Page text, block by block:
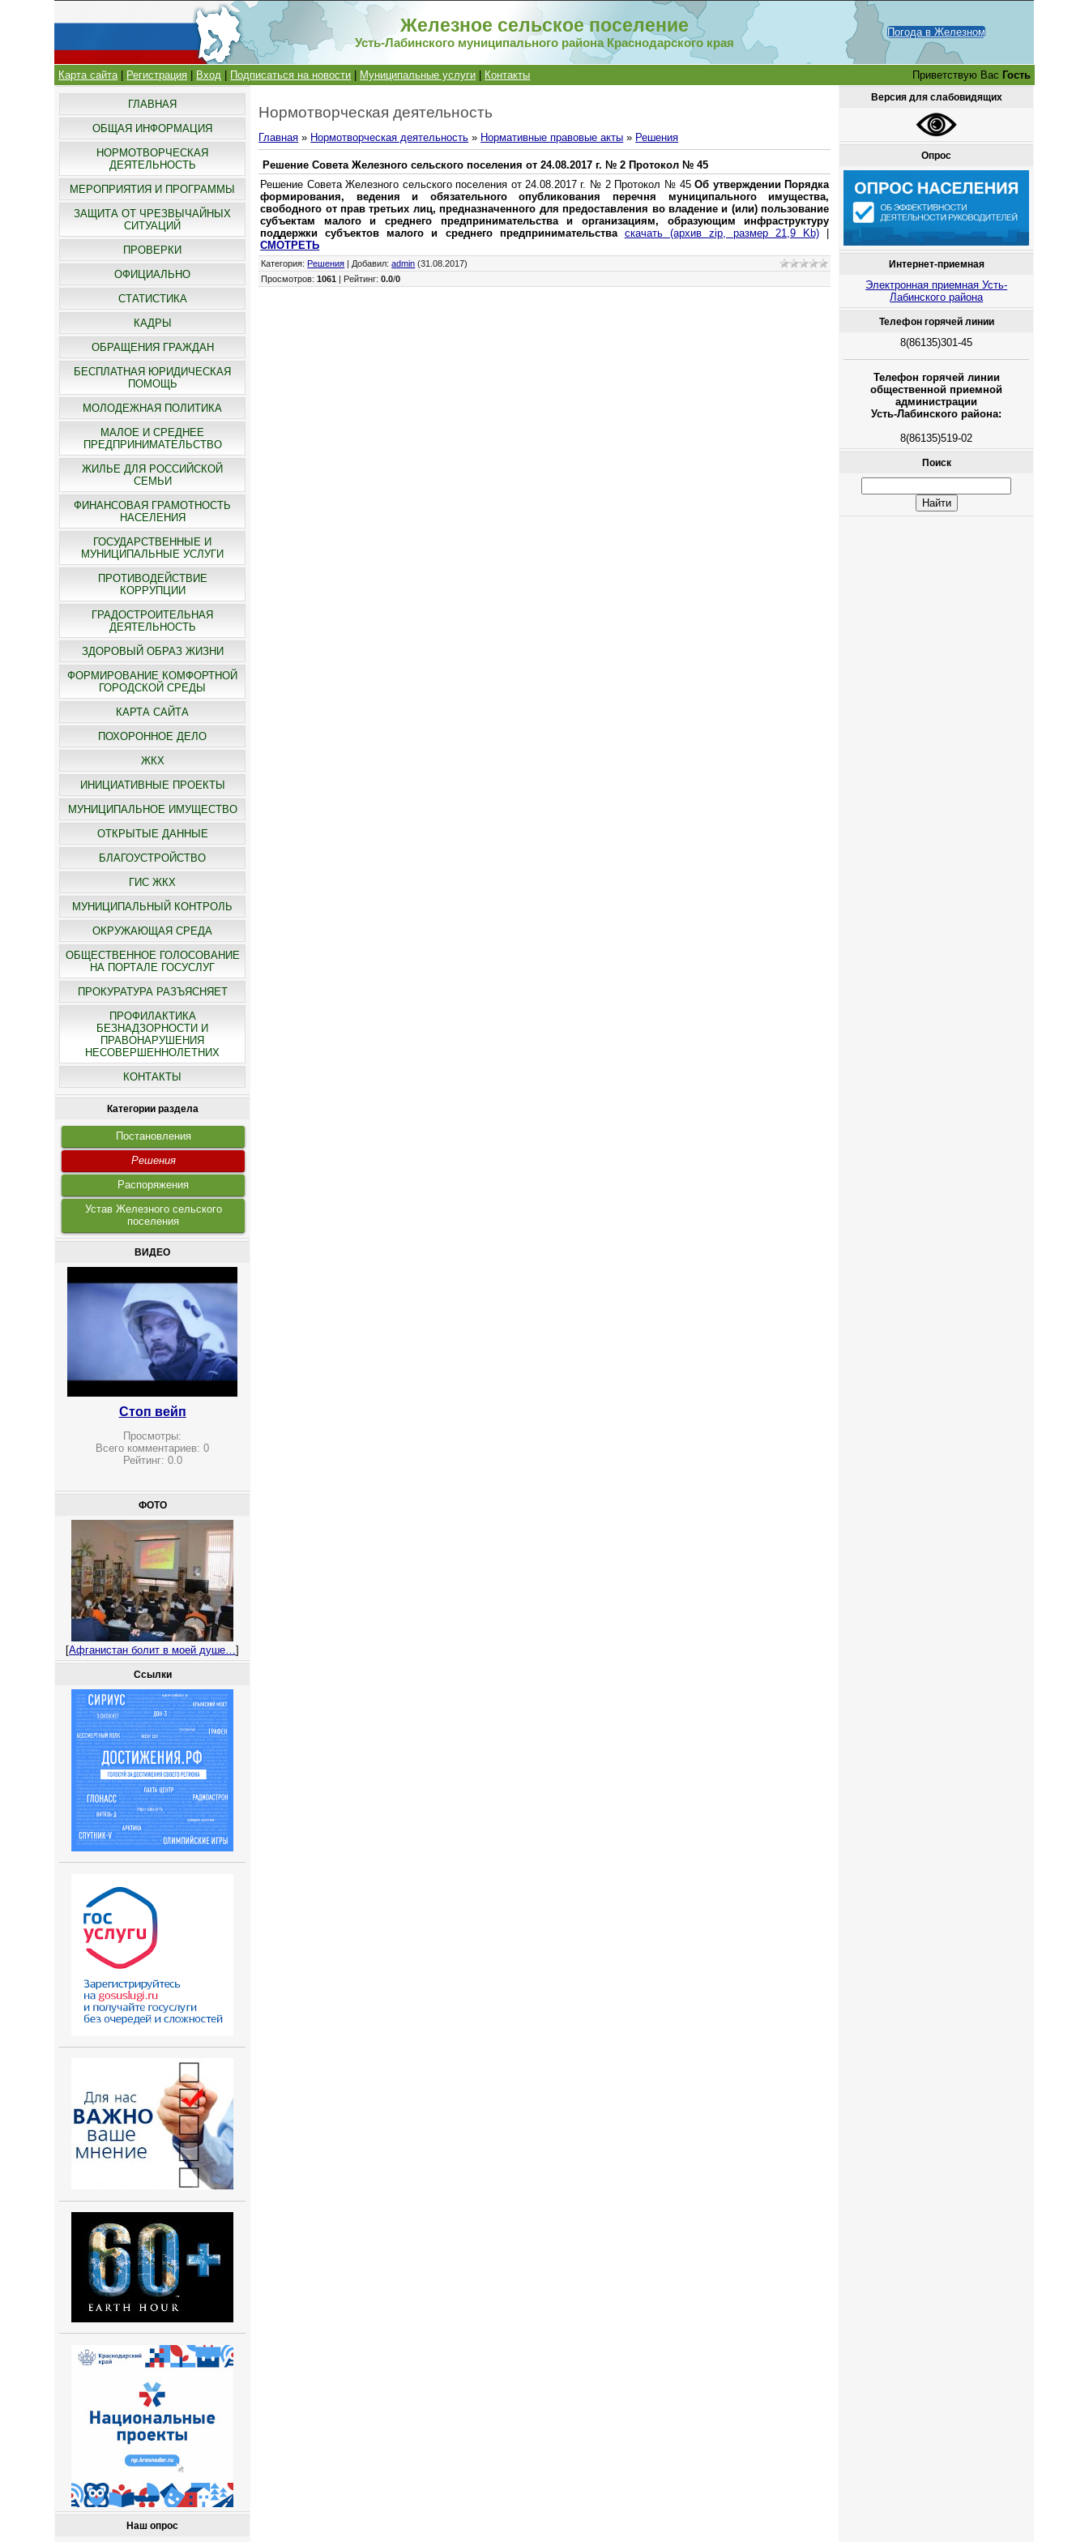
Железное сельское поселение
Усть-Лабинского муниципального района Краснодарского края
Погода в Железном
Карта сайта| Регистрация Вход Подписаться на новости Муниципальные услуги Контакты Приветствую Вас Гость
ГЛАВНАЯ
ОБЩАЯ ИНФОРМАЦИЯ
НОРМОТВОРЧЕСКАЯ
ДЕЯТЕЛЬНОСТЬ
МЕРОПРИЯТИЯ И ПРОГРАММЫ
ЗАЩИТА ОТ ЧРЕЗВЫЧАЙНЫХ
СИТУАЦИЙ
ПРОВЕРКИ
ОФИЦИАЛЬНО
СТАТИСТИКА
КАДРЫ
ОБРАЩЕНИЯ ГРАЖДАН
БЕСПЛАТНАЯ ЮРИДИЧЕСКАЯ
ПОМОЩЬ
МОЛОДЕЖНАЯ ПОЛИТИКА
МАЛОЕ И СРЕДНЕЕ
ПРЕДПРИНИМАТЕЛЬСТВО
ЖИЛЬЕ ДЛЯ РОССИЙСКОЙ
СЕМЬИ
ФИНАНСОВАЯ ГРАМОТНОСТЬ
НАСЕЛЕНИЯ
ГОСУДАРСТВЕННЫЕ И
МУНИЦИПАЛЬНЫЕ УСЛУГИ
ПРОТИВОДЕЙСТВИЕ
КОРРУПЦИИ
ГРАДОСТРОИТЕЛЬНАЯ
ДЕЯТЕЛЬНОСТЬ
ЗДОРОВЫЙ ОБРАЗ ЖИЗНИ
ФОРМИРОВАНИЕ КОМФОРТНОЙ
ГОРОДСКОЙ СРЕДЫ
КАРТА САЙТА
ПОХОРОННОЕ ДЕЛО
ЖКХ
ИНИЦИАТИВНЫЕ ПРОЕКТЫ
МУНИЦИПАЛЬНОЕ ИМУЩЕСТВО
ОТКРЫТЫЕ ДАННЫЕ
БЛАГОУСТРОЙСТВО
ГИС ЖКХ
МУНИЦИПАЛЬНЫЙ КОНТРОЛЬ
ОКРУЖАЮЩАЯ СРЕДА
ОБЩЕСТВЕННОЕ ГОЛОСОВАНИЕ
НА ПОРТАЛЕ ГОСУСЛУГ
ПРОКУРАТУРА РАЗЪЯСНЯЕТ
ПРОФИЛАКТИКА
БЕЗНАДЗОРНОСТИ И
ПРАВОНАРУШЕНИЯ
НЕСОВЕРШЕННОЛЕТНИХ
КОНТАКТЫ
Категории раздела
Постановления
Решения
Распоряжения
Устав Железного сельского
поселения
ВИДЕО
Стоп вейп
Просмотры:
Всего комментариев:0
Рейтинг: 0.0
ФОТО
[Афганистан болит в моей душе…]
Ссылки
Наш опрос
Нормотворческая деятельность
Главная » Нормотворческая деятельность » Нормативные правовые акты » Решения
Решение Совета Железного сельского поселения от 24.08.2017 г. № 2 Протокол № 45
Решение Совета Железного сельского поселения от 24.08.2017 г. № 2 Протокол № 45Об утверждении Порядка
формирования, ведения и обязательного опубликования перечня муниципального имущества,
свободного от прав третьих лиц, предназначенного для предоставления во владение и (или) пользование
субъектам малого и среднего предпринимательства и организациям, образующим инфраструктуру
поддержки субъектов малого и среднего предпринимательства
скачать (архив zip, размер 21,9 Kb)
СМОТРЕТЬ
Категория: Решения Добавил:admin (31.08.2017)
Просмотров:1061 Рейтинг:0.0/0
Версия для слабовидящих
Опрос
Интернет-приемная
Электронная приемная Усть-
Лабинского района
Телефон горячей линии
8(86135)301-45
Телефон горячей линии
общественной приемной
администрации
Усть-Лабинского района:
8(86135)519-02
Поиск